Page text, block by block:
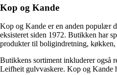
Kop og Kande
Kop og Kande er en anden populær
eksisteret siden 1972. Butikken har
produkter til boligindretning, køkken,
Butikkens sortiment inkluderer også
Leifheit gulvvaskere. Kop og Kande